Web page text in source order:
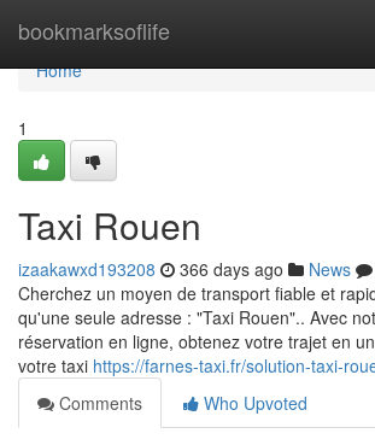
bookmarksoflife
Home
Home
1
Taxi Rouen
izaakawxd193208 366 days ago News
Cherchez un moyen de transport fiable et
qu'une seule adresse : "Taxi Rouen".. Avec
réservation en ligne, obtenez votre trajet en
votre taxi https://farnes-taxi.fr/solution-taxi-
Comments
Who Upvoted